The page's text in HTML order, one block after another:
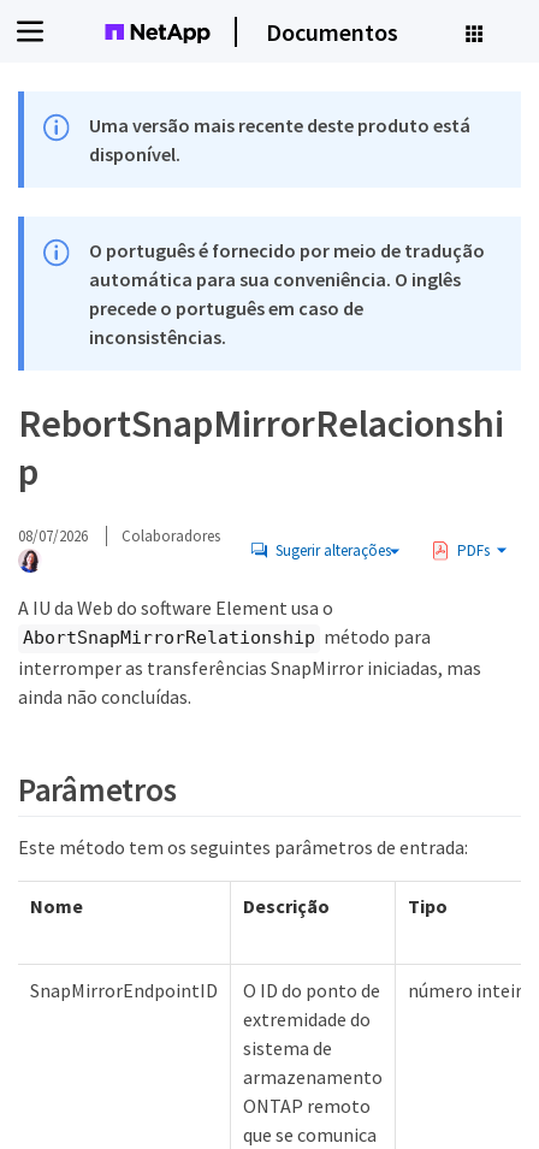
Documentos
Uma versão mais recente deste produto está
disponível.
O português é fornecido por meio de tradução
automática para sua conveniência. O inglês
precede o português em caso de
inconsistências.
RebortSnapMirrorRelacionshi
p
08/07/2026 Colaboradores
Sugerir alterações PDFs
A IU da Web do software Element usa o
AbortSnapMirrorRelationship método para
interromper as transferências SnapMirror iniciadas, mas
ainda não concluídas.
Parâmetros
Este método tem os seguintes parâmetros de entrada:
Nome Descrição Tipo
SnapMirrorEndpointID
O ID do ponto de
extremidade do
sistema de
armazenamento
ONTAP remoto
que se comunica
número inteiro